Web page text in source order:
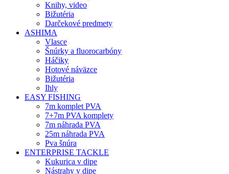
Knihy, video
Bižutéria
Darčekové predmety
ASHIMA
Vlasce
Šnúrky a fluorocarbóny
Háčiky
Hotové náväzce
Bižutéria
Ihly
EASY FISHING
7m komplet PVA
7+7m PVA komplety
7m náhrada PVA
25m náhrada PVA
Pva šnúra
ENTERPRISE TACKLE
Kukurica v dipe
Nástrahy v dipe